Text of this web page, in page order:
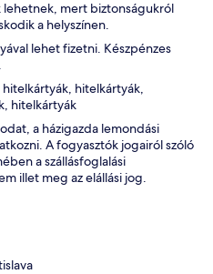
mert biztonságukról
a helyszínen.
lehet fizetni. Készpénzes
hitelkártyák,
hitelkártyák
a házigazda lemondási
A fogyasztók jogairól szóló
a szállásfoglalási
illet meg az elállási jog.